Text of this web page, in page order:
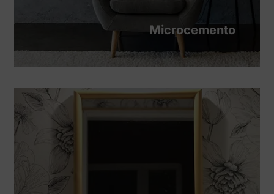
Microcemento